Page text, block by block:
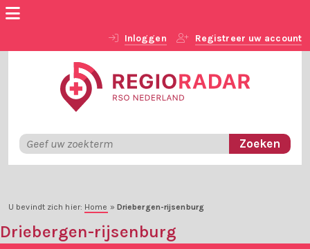
Inloggen Registreer uw account
U bevindt zich hier: Home » Driebergen-rijsenburg
Driebergen-rijsenburg